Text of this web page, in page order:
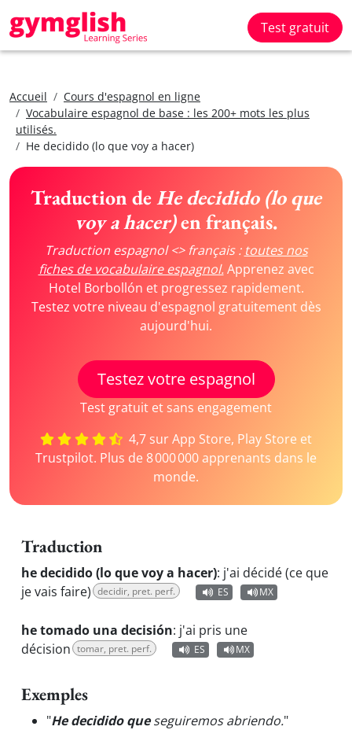
Test gratuit
Accueil
Cours d'espagnol en ligne
Vocabulaire espagnol de base : les 200+ mots les plus
utilisés.
He decidido (lo que voy a hacer)
Traduction deHe decidido (lo que
voy a hacer)en français.
Traduction espagnol <> français : toutes nos
fiches de vocabulaire espagnol.Apprenez avec
Hotel Borbollón et progressez rapidement.
Testez votre niveau d'espagnol gratuitement dès
aujourd'hui.
Testez votre espagnol
Test gratuit et sans engagement
4,7 sur App Store, Play Store et
Trustpilot. Plus de 8 000 000 apprenants dans le
monde.
Traduction
he decidido (lo que voy a hacer): j'ai décidé (ce que
je vais faire) decidir, pret. perf. ES MX
he tomado una decisión: j'ai pris une
décision tomar, pret. perf. ES MX
Exemples
"He decidido queseguiremos abriendo."